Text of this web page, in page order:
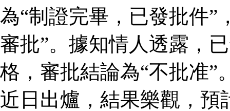
為“制證完畢，已發批件”
審批”。據知情人透露，
格，審批結論為“不批准”
近日出爐，結果樂觀，預